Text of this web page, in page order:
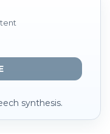
synthesis.